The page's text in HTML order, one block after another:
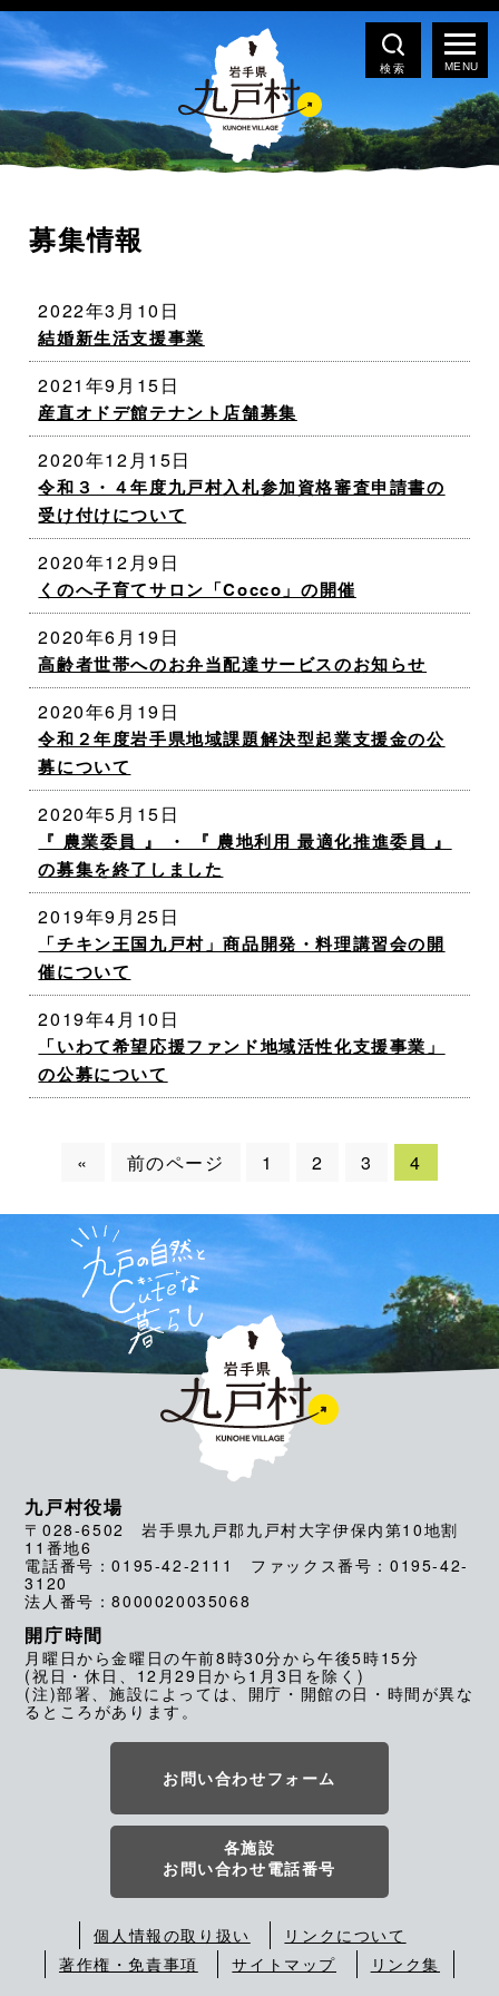
検索
募集情報
2022年3月10日
結婚新生活支援事業
2021年9月15日
産直オドデ館テナント店舗募集
2020年12月15日
令和３・４年度九戸村入札参加資格審査申請書の
受け付けについて
2020年12月9日
くのへ子育てサロン「Cocco」の開催
2020年6月19日
高齢者世帯へのお弁当配達サービスのお知らせ
2020年6月19日
令和２年度岩手県地域課題解決型起業支援金の公
募について
2020年5月15日
『 農業委員 』 ・ 『 農地利用 最適化推進委員 』
の募集を終了しました
2019年9月25日
「チキン王国九戸村」商品開発・料理講習会の開
催について
2019年4月10日
「いわて希望応援ファンド地域活性化支援事業」
の公募について
« 前のページ 1 2 3 4
九戸村役場
〒028-6502 岩手県九戸郡九戸村大字伊保内第10地割
11番地6
電話番号：0195-42-2111 ファックス番号：0195-42-
3120
法人番号：8000020035068
開庁時間
月曜日から金曜日の午前8時30分から午後5時15分
(祝日・休日、12月29日から1月3日を除く)
(注)部署、施設によっては、開庁・開館の日・時間が異な
るところがあります。
お問い合わせフォーム
各施設
お問い合わせ電話番号
個人情報の取り扱い
リンクについて
著作権・免責事項
サイトマップ リンク集